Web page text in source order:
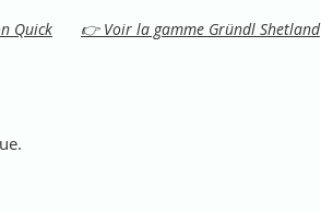
Quick 👉 Voir la gamme Gründl Shetland